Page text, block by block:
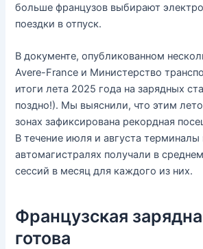
больше французов выбирают
поездки в отпуск.
В документе, опубликованном
Avere-France и Министерство
итоги лета 2025 года на зарядных
поздно!). Мы выяснили, что этим
зонах зафиксирована рекордная
В течение июля и августа терминалы
автомагистралях получали в
сессий в месяц для каждого из них.
Французская
готова